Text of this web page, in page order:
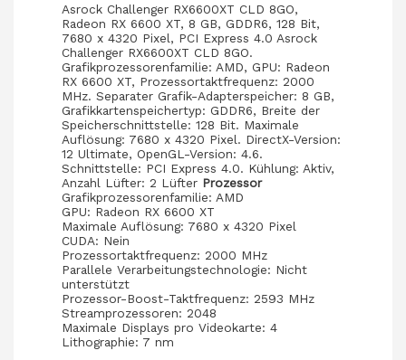
Asrock Challenger RX6600XT CLD 8GO,
Radeon RX 6600 XT, 8 GB, GDDR6, 128 Bit,
7680 x 4320 Pixel, PCI Express 4.0 Asrock
Challenger RX6600XT CLD 8GO.
Grafikprozessorenfamilie: AMD, GPU: Radeon
RX 6600 XT, Prozessortaktfrequenz: 2000
MHz. Separater Grafik-Adapterspeicher: 8 GB,
Grafikkartenspeichertyp: GDDR6, Breite der
Speicherschnittstelle: 128 Bit. Maximale
Auflösung: 7680 x 4320 Pixel. DirectX-Version:
1‎2 Ultimate, OpenGL-Version: 4.6.
Schnittstelle: PCI Express 4.0. Kühlung: Aktiv,
Anzahl Lüfter: 2 Lüfter Prozessor
Grafikprozessorenfamilie: AMD
GPU: Radeon RX 6600 XT
Maximale Auflösung: 7680 x 4320 Pixel
CUDA: Nein
Prozessortaktfrequenz: 2000 MHz
Parallele Verarbeitungstechnologie: Nicht
unterstützt
Prozessor-Boost-Taktfrequenz: 2593 MHz
Streamprozessoren: 2048
Maximale Displays pro Videokarte: 4
Lithographie: 7 nm